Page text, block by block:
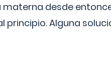
desde
Alguna